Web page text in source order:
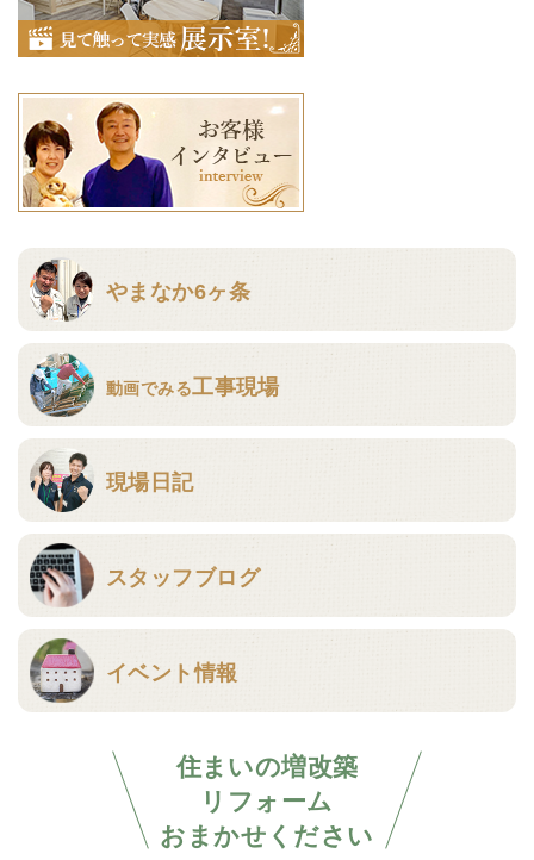
やまなか6ヶ条
動画でみる工事現場
現場日記
スタッフブログ
イベント情報
住まいの増改築
リフォーム
おまかせください